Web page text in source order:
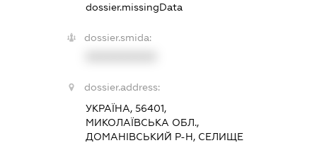
dossier.missingData
dossier.smida:
dossier.address:
УКРАЇНА, 56401,
МИКОЛАЇВСЬКА ОБЛ.,
ДОМАНІВСЬКИЙ Р-Н, СЕЛИЩЕ